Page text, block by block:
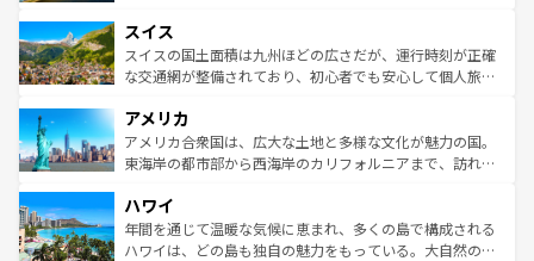
れる地方に足を運ぶとそれぞれで全く異なる文化を体験で
きるだろう。 なお、新着のフランス情報はコンテンツ一覧
を参照してほしい。
は、お酒好きな人にはぜひ体験してほしい。 なお、新着の
ドイツ情報はコンテンツ一覧を参照してほしい。
リアごとに異なる魅力がある。また、優雅なアフタヌーン
ティー、ビール好きにはたまらない英国パブ、サッカー観
戦など、本場だからこそできる体験も豊富。イギリスを旅
ンツ一覧を参照してほしい。
スイス
スイスの国土面積は九州ほどの広さだが、運行時刻が正確
な交通網が整備されており、初心者でも安心して個人旅行
の建物がそのまま残る町や、スイスならではのユニークな
博物館もあり、アルプス観光だけでなく町歩きも満喫する
ことができる。国民の所得が高いため物価も高いが、旅行
ば市内交通費無料で観光を楽しむこともできる。 なお、新
着のスイス情報はコンテンツ一覧 を参照してほしい。
アメリカ
アメリカ合衆国は、広大な土地と多様な文化が魅力の国。
東海岸の都市部から西海岸のカリフォルニアまで、訪れる
のような巨大都市は、観光、ショッピング、エンターテイ
ンメントが詰まった刺激的なスポットだ。一方、アメリカ
西部には大自然が広がり、グランドキャニオンやイエロー
ハワイ
年間を通じて温暖な気候に恵まれ、多くの島で構成される
ハワイは、どの島も独自の魅力をもっている。大自然の神